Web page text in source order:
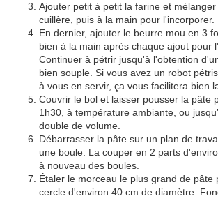
Ajouter petit à petit la farine et
cuillère, puis à la main pour l'incorporer.
En dernier, ajouter le beurre mou en 3
bien à la main après chaque ajout pour
Continuer à pétrir jusqu'à l'obtention
bien souple. Si vous avez un robot
à vous en servir, ça vous facilitera bien
Couvrir le bol et laisser pousser la pâte
1h30, à température ambiante, ou
double de volume.
Débarrasser la pâte sur un plan de
une boule. La couper en 2 parts
à nouveau des boules.
Étaler le morceau le plus grand de pâte
cercle d'environ 40 cm de diamètre.